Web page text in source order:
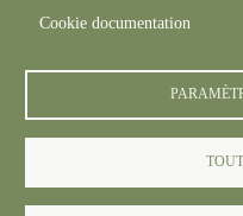
© FREDON 2019 -
confidentialité des
Cookie documentation